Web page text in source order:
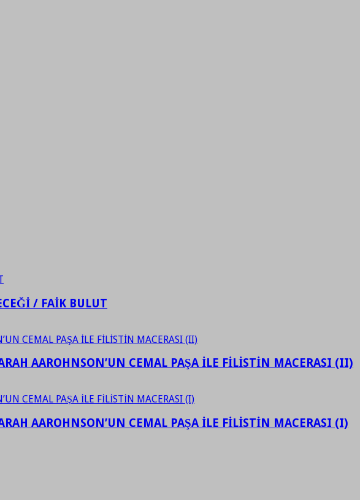
/ FAİK BULUT
AAROHNSON’UN CEMAL PAŞA İLE FİLİSTİN MACERASI (II)
AAROHNSON’UN CEMAL PAŞA İLE FİLİSTİN MACERASI (I)